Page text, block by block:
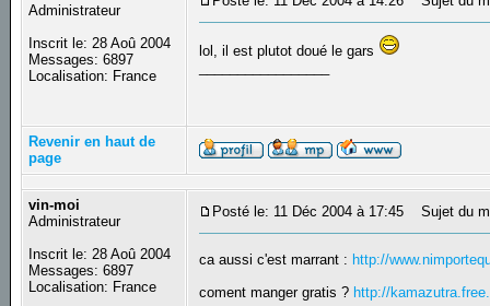
Administrateur
Inscrit le: 28 Aoû 2004
Messages: 6897
Localisation: France
lol, il est plutot doué le gars
Revenir en haut de
page
vin-moi
Administrateur
Inscrit le: 28 Aoû 2004
Messages: 6897
Localisation: France
Posté le: 11 Déc 2004 à 17:45 Sujet du
ca aussi c'est marrant : http://
coment manger gratis ? http://